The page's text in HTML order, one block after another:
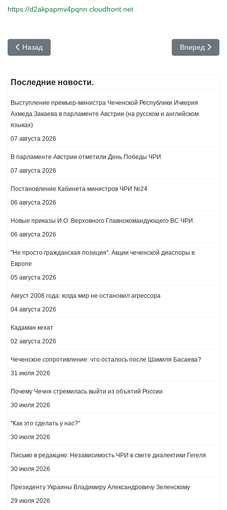
https://d2akpapmv4pqnn.cloudfront.net
Предыдущий: ПОСТАНОВЛЕНИЕ ГОСУДАРСТВЕННОГО
Назад Следующий:
Вперед
Последние новости.
Выступление премьер-министра Чеченской Республики Ичкерия
Ахмеда Закаева в парламенте Австрии (на русском и английском
языках)
07 августа 2026
В парламенте Австрии отметили День Победы ЧРИ
07 августа 2026
Постановление Кабинета министров ЧРИ №24
06 августа 2026
Новые приказы И.О. Верховного Главнокомандующего ВС ЧРИ
06 августа 2026
"Не просто гражданская позиция". Акции чеченской диаспоры в
Европе
05 августа 2026
Август 2008 года: когда мир не остановил агрессора
04 августа 2026
Кадаман кехат
02 августа 2026
Чеченское сопротивление: что осталось после Шамиля Басаева?
31 июля 2026
Почему Чечня стремилась выйти из объятий России
30 июля 2026
"Как это сделать у нас?"
30 июля 2026
Письмо в редакцию: Независимость ЧРИ в свете диалектики Гегеля
30 июля 2026
Президенту Украины Владимиру Александровичу Зеленскому
29 июля 2026